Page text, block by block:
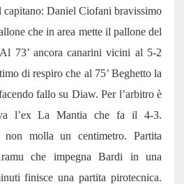
capitano: Daniel Ciofani bravissimo
che in area mette il pallone del
73’ ancora canarini vicini al 5-2
di respiro che al 75’ Beghetto la
fallo su Diaw. Per l’arbitro è
l’ex La Mantia che fa il 4-3.
molla un centimetro. Partita
che impegna Bardi in una
finisce una partita pirotecnica.